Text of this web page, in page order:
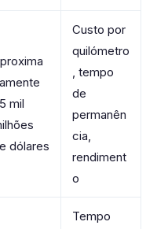
mil
dólares
Custo por
quilómetro
, tempo
de
permanên
cia,
rendiment
o
Tempo